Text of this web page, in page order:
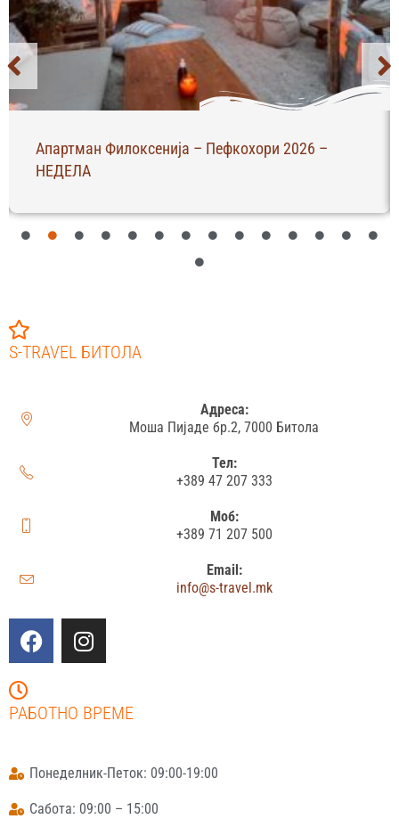
Апартман Филоксенија – Пефкохори 2026 –
НЕДЕЛА
S-TRAVEL БИТОЛА
Адреса:
Моша Пијаде бр.2, 7000 Битола
Тел:
+389 47 207 333
Моб:
+389 71 207 500
Email:
info@s-travel.mk
РАБОТНО ВРЕМЕ
Понеделник-Петок: 09:00-19:00
Сабота: 09:00 – 15:00